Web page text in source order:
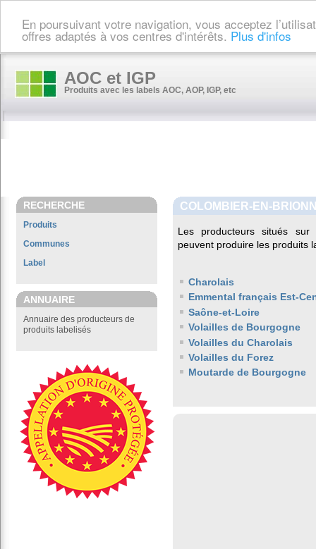
En poursuivant votre navigation, vous acceptez
offres adaptés à vos centres d'intérêts. Plus d'infos
AOC et IGP
Produits avec les labels AOC, AOP, IGP, etc
RECHERCHE
Produits
Communes
Label
ANNUAIRE
Annuaire des producteurs de
produits labelisés
COLOMBIER-EN-
Les producteurs situés
peuvent produire les produits
Charolais
Emmental français Est-
Saône-et-Loire
Volailles de Bourgogne
Volailles du Charolais
Volailles du Forez
Moutarde de Bourgogne